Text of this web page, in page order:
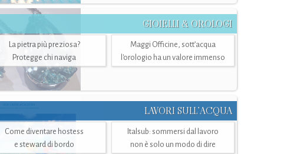
GIOIELLI & OROLOGI
La pietra più preziosa?
Protegge chi naviga
Maggi Officine, sott’acqua
l'orologio ha un valore immenso
LAVORI SULL’ACQUA
Come diventare hostess
e steward di bordo
Italsub: sommersi dal lavoro
non è solo un modo di dire